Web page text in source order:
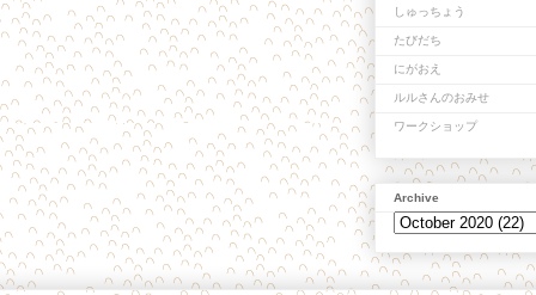
しゅっちょう
たびだち
にがおえ
ルルさんのおみせ
ワークショップ
Archive